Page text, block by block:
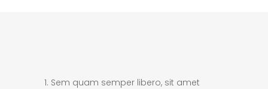
Sem quam semper libero, sit amet